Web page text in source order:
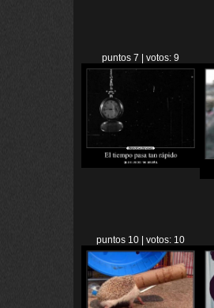
puntos 7 | votos: 9
puntos 10 | votos: 10